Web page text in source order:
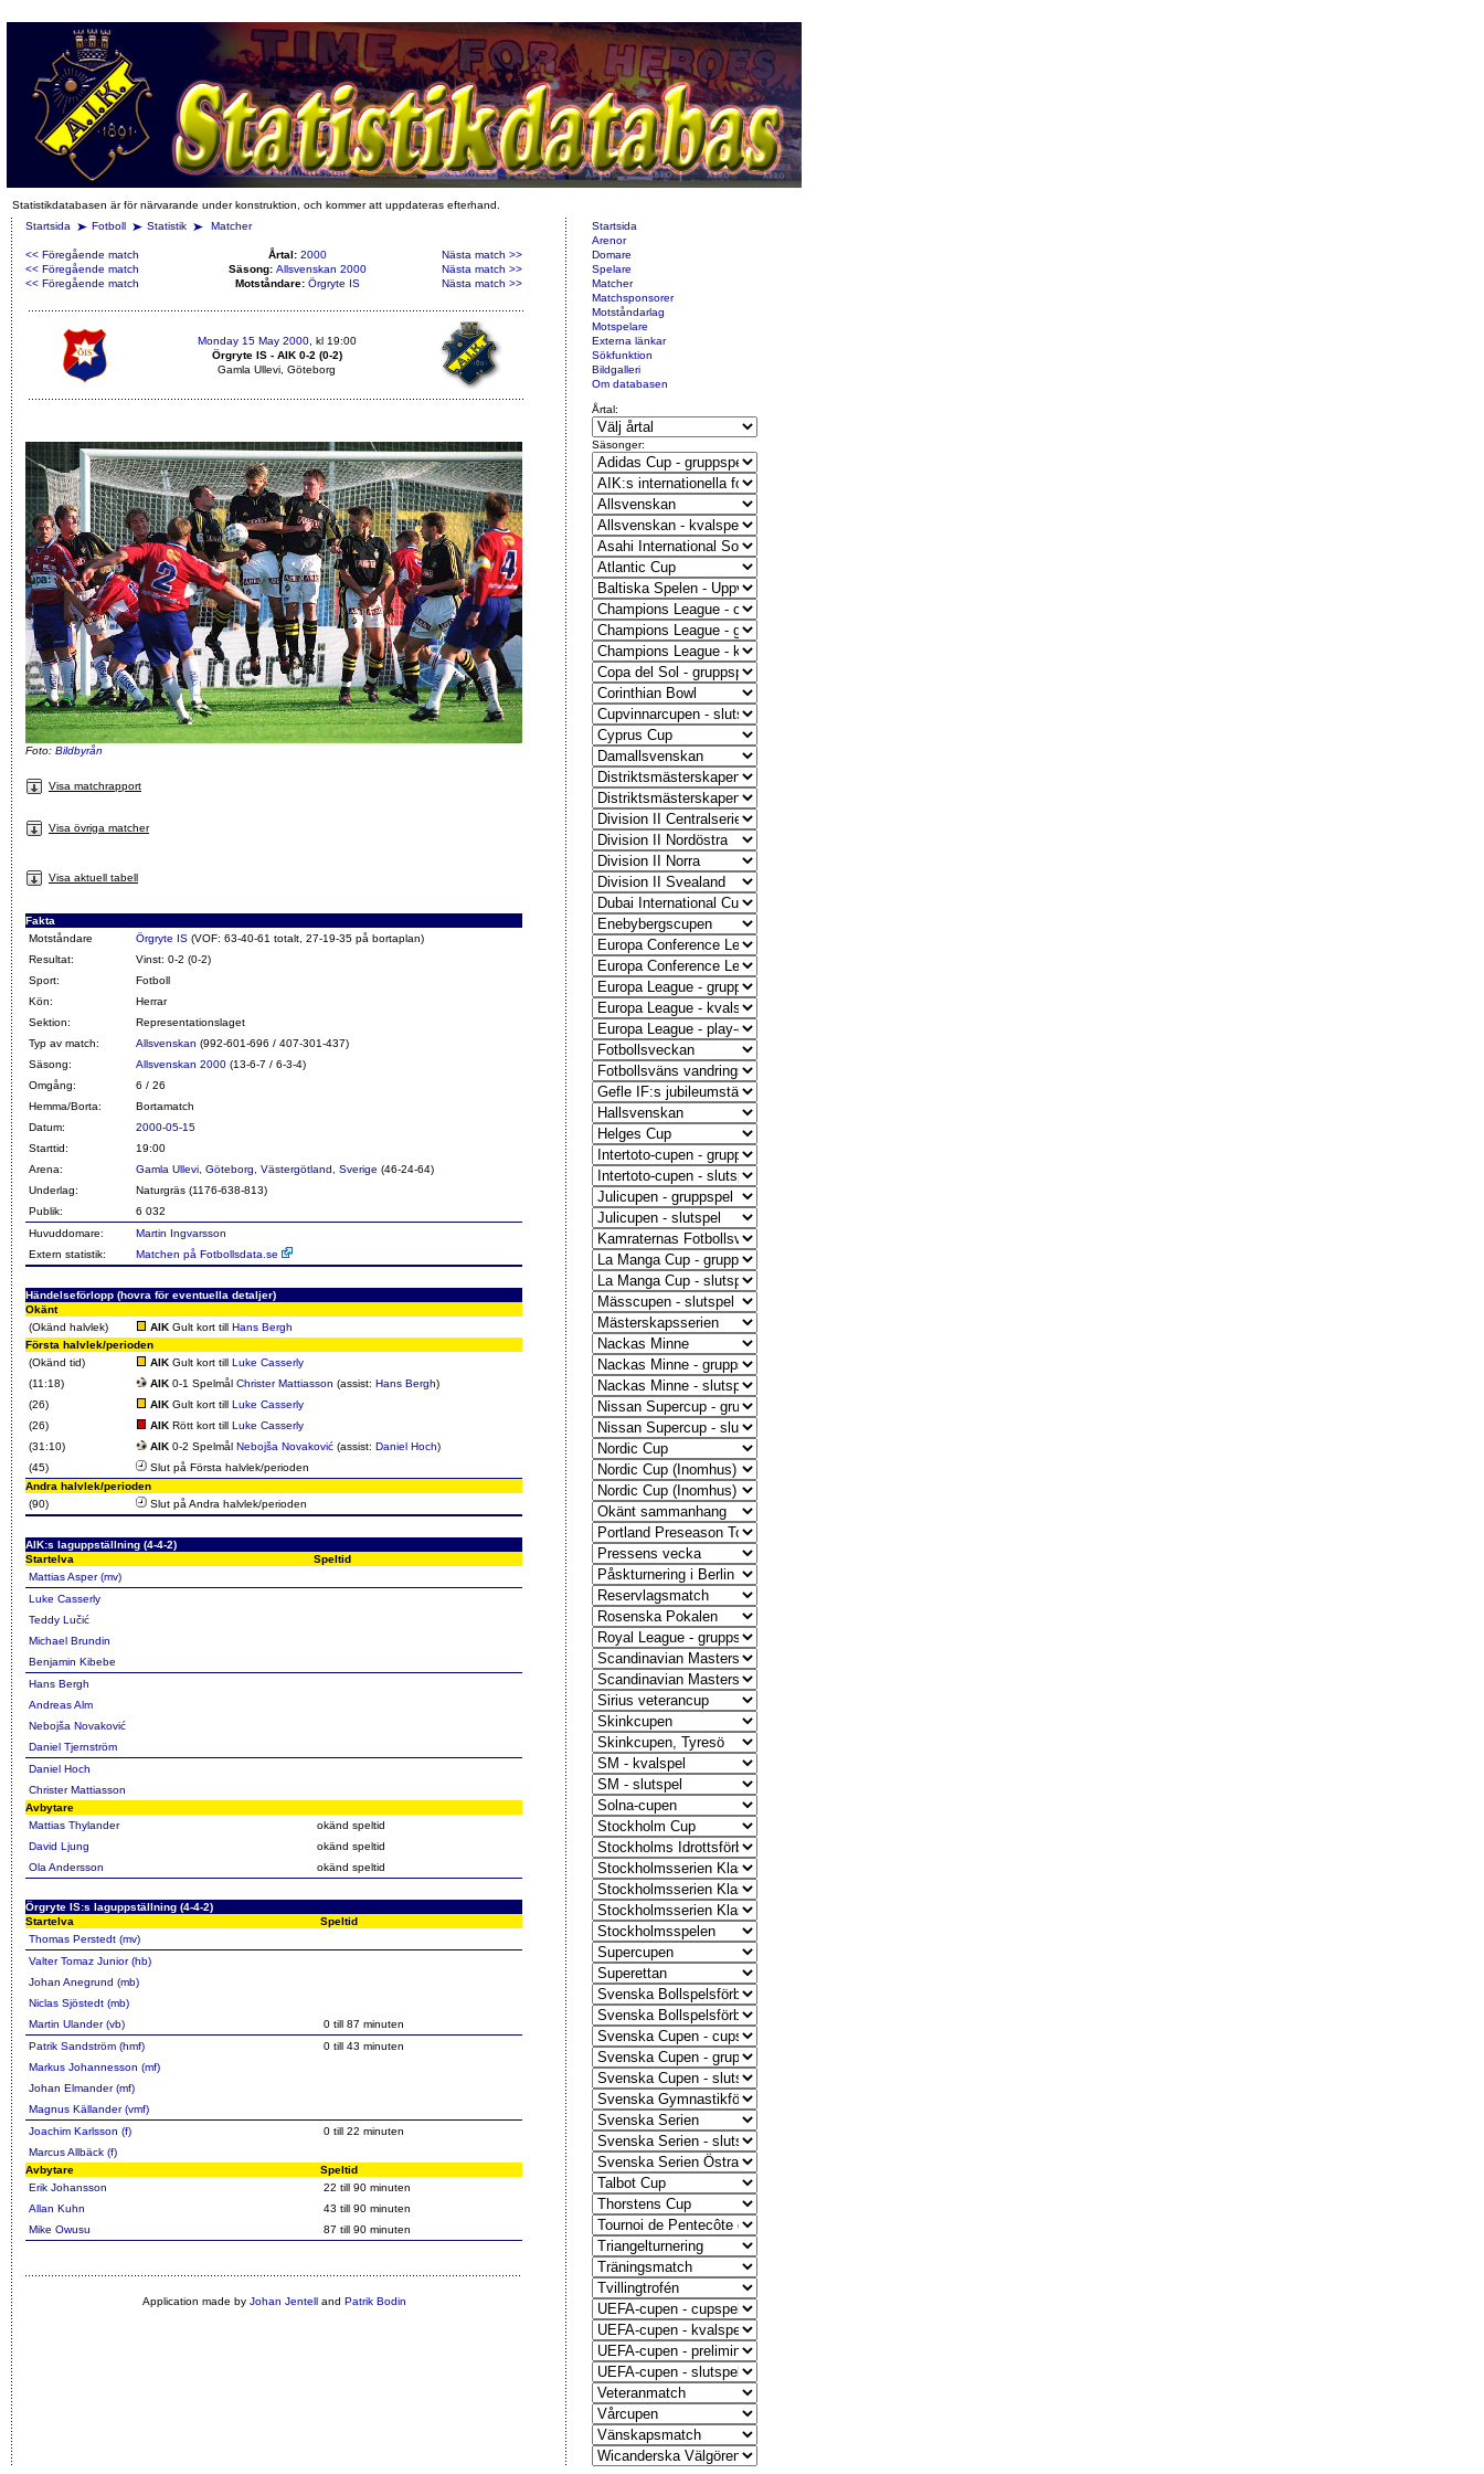
Statistikdatabasen är för närvarande under konstruktion, och kommer att uppdateras efterhand.
Startsida
Fotboll Statistik Matcher
<< Föregående match Årtal: 2000
Nästa match >>
<< Föregående match
Säsong: Allsvenskan 2000
Nästa match >>
<< Föregående match
Motståndare: Örgryte IS Nästa match >>
Monday 15 May 2000, kl 19:00
Örgryte IS - AIK 0-2 (0-2)
Gamla Ullevi, Göteborg
Foto: Bildbyrån
Visa matchrapport
Visa övriga matcher
Visa aktuell tabell
Fakta
Motståndare
Örgryte IS (VOF: 63-40-61 totalt, 27-19-35 på bortaplan)
Resultat:
Vinst: 0-2 (0-2)
Sport:
Fotboll
Kön:
Herrar
Sektion:
Representationslaget
Typ av match:
Allsvenskan (992-601-696 / 407-301-437)
Säsong:
Allsvenskan 2000 (13-6-7 / 6-3-4)
Omgång:
6 / 26
Hemma/Borta:
Bortamatch
Datum:
2000-05-15
Starttid:
19:00
Arena:
Gamla Ullevi, Göteborg, Västergötland, Sverige (46-24-64)
Underlag:
Naturgräs (1176-638-813)
Publik:
6 032
Huvuddomare:
Martin Ingvarsson
Extern statistik:
Matchen på Fotbollsdata.se
Händelseförlopp (hovra för eventuella detaljer)
Okänt
(Okänd halvlek)
AIK Gult kort till Hans Bergh
Första halvlek/perioden
(Okänd tid)
AIK Gult kort till Luke Casserly
(11:18)
AIK 0-1 Spelmål Christer Mattiasson (assist: Hans Bergh)
(26)
AIK Gult kort till Luke Casserly
(26)
AIK Rött kort till Luke Casserly
(31:10)
AIK 0-2 Spelmål Nebojša Novaković (assist: Daniel Hoch)
(45)
Slut på Första halvlek/perioden
Andra halvlek/perioden
(90)
Slut på Andra halvlek/perioden
AIK:s laguppställning (4-4-2)
Startelva
Speltid
Mattias Asper (mv)
Luke Casserly
Teddy Lučić
Michael Brundin
Benjamin Kibebe
Hans Bergh
Andreas Alm
Nebojša Novaković
Daniel Tjernström
Daniel Hoch
Christer Mattiasson
Avbytare
Mattias Thylander
okänd speltid
David Ljung
okänd speltid
Ola Andersson
okänd speltid
Örgryte IS:s laguppställning (4-4-2)
Startelva
Speltid
Thomas Perstedt (mv)
Valter Tomaz Junior (hb)
Johan Anegrund (mb)
Niclas Sjöstedt (mb)
Martin Ulander (vb)
0 till 87 minuten
Patrik Sandström (hmf)
0 till 43 minuten
Markus Johannesson (mf)
Johan Elmander (mf)
Magnus Källander (vmf)
Joachim Karlsson (f)
0 till 22 minuten
Marcus Allbäck (f)
Avbytare
Speltid
Erik Johansson
22 till 90 minuten
Allan Kuhn
43 till 90 minuten
Mike Owusu
87 till 90 minuten
Application made by Johan Jentelland Patrik Bodin
Startsida
Arenor
Domare
Spelare
Matcher
Matchsponsorer
Motståndarlag
Motspelare
Externa länkar
Sökfunktion
Bildgalleri
Om databasen
Årtal:
Säsonger: